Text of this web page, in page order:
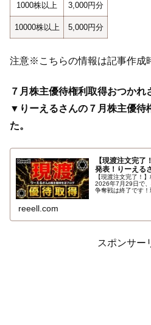
1000株以上 3,000円分
10000株以上 5,000円分
注意※こちらの情報は記事作成
７月株主優待権利取得おつかれ
▼りーえるさんの７月株主優待
た。
【現渡注文完
発表！りーえる
【現渡注文完了！
2026年7月29日で
争奪戦は終了です！
reeell.com
スポンサー